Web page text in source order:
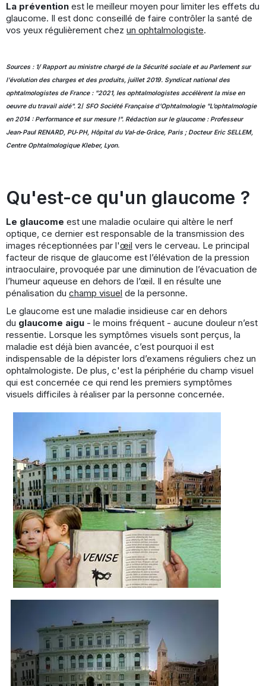
La prévention est le meilleur moyen pour limiter les effets du
glaucome. Il est donc conseillé de faire contrôler la santé de
vos yeux régulièrement chez un ophtalmologiste.
Sources : 1/ Rapport au ministre chargé de la Sécurité sociale et au Parlement sur
l'évolution des charges et des produits, juillet 2019. Syndicat national des
ophtalmologistes de France : "2021, les ophtalmologistes accélèrent la mise en
oeuvre du travail aidé". 2/ SFO Société Française d'Ophtalmologie "L’ophtalmologie
en 2014 : Performance et sur mesure !". Rédaction sur le glaucome : Professeur
Jean‐Paul RENARD, PU‐PH, Hôpital du Val‐de‐Grâce, Paris ; Docteur Eric SELLEM,
Centre Ophtalmologique Kleber, Lyon.
Qu'est-ce qu'un glaucome ?
Le glaucome est une maladie oculaire qui altère le nerf
optique, ce dernier est responsable de la transmission des
images réceptionnées par l'œil vers le cerveau. Le principal
facteur de risque de glaucome est l’élévation de la pression
intraoculaire, provoquée par une diminution de l’évacuation de
l’humeur aqueuse en dehors de l’œil. Il en résulte une
pénalisation du champ visuel de la personne.
Le glaucome est une maladie insidieuse car en dehors
du glaucome aigu - le moins fréquent - aucune douleur n’est
ressentie. Lorsque les symptômes visuels sont perçus, la
maladie est déjà bien avancée, c’est pourquoi il est
indispensable de la dépister lors d’examens réguliers chez un
ophtalmologiste. De plus, c'est la périphérie du champ visuel
qui est concernée ce qui rend les premiers symptômes
visuels difficiles à réaliser par la personne concernée.